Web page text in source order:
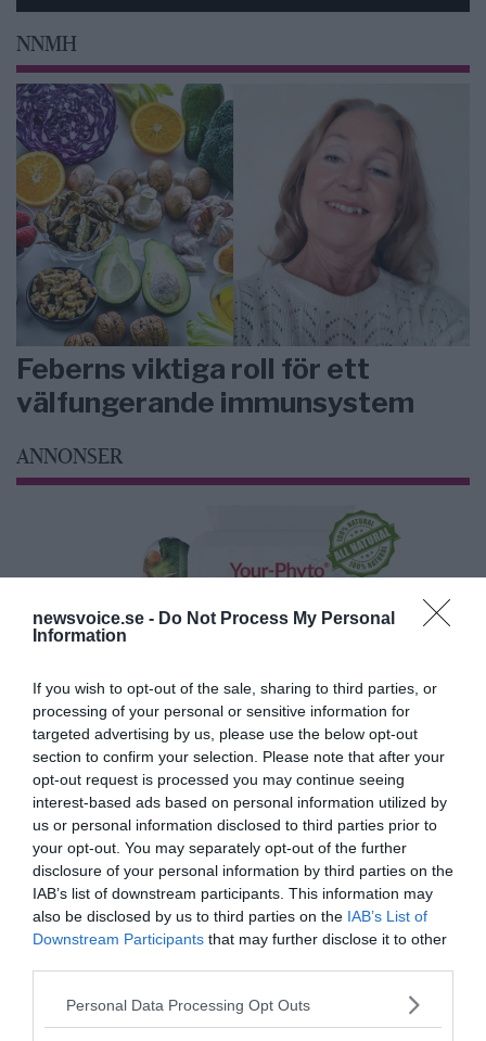
newsvoice.se - Do Not Process My Personal
Information
If you wish to opt-out of the sale, sharing to third parties, or
processing of your personal or sensitive information for
targeted advertising by us, please use the below opt-out
section to confirm your selection. Please note that after your
opt-out request is processed you may continue seeing
interest-based ads based on personal information utilized by
us or personal information disclosed to third parties prior to
your opt-out. You may separately opt-out of the further
disclosure of your personal information by third parties on the
IAB’s list of downstream participants. This information may
also be disclosed by us to third parties on the IAB’s List of
Downstream Participants that may further disclose it to other
Please note that this website/app uses one or more Google
Personal Data Processing Opt Outs
NNMH
Feberns viktiga roll för ett
välfungerande immunsystem
ANNONSER